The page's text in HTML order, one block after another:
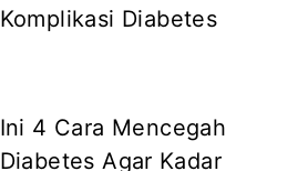
Komplikasi Diabetes
Ini 4 Cara Mencegah
Diabetes Agar Kadar